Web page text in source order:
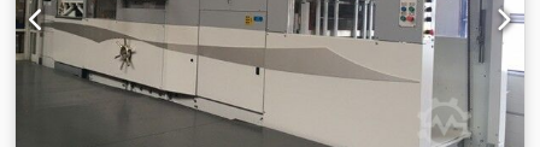
mekanisk arkanpassning • Stansplåtstorlek: 1 080 x 760
mm